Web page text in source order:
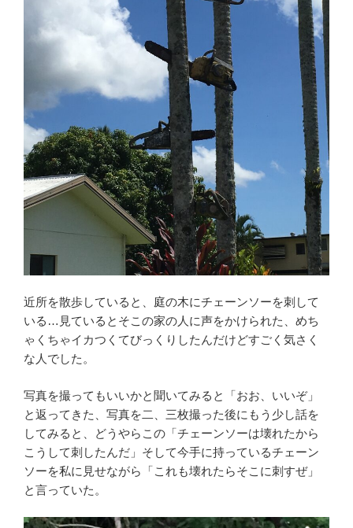
近所を散歩していると、庭の木にチェーンソーを刺して
いる…見ているとそこの家の人に声をかけられた、めち
ゃくちゃイカつくてびっくりしたんだけどすごく気さく
な人でした。
写真を撮ってもいいかと聞いてみると「おお、いいぞ」
と返ってきた、写真を二、三枚撮った後にもう少し話を
してみると、どうやらこの「チェーンソーは壊れたから
こうして刺したんだ」そして今手に持っているチェーン
ソーを私に見せながら「これも壊れたらそこに刺すぜ」
と言っていた。